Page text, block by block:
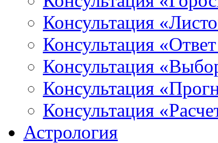
Консультация
Консультация
Консультация
Консультация
Консультация
Астрология